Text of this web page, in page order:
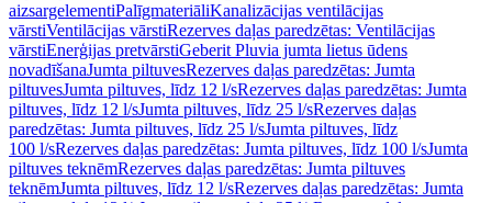
aizsargelementiPalīgmateriāliKanalizācijas ventilācijas
vārstiVentilācijas vārstiRezerves daļas paredzētas: Ventilācijas
vārstiEnerģijas pretvārstiGeberit Pluvia jumta lietus ūdens
novadīšanaJumta piltuvesRezerves daļas paredzētas: Jumta
piltuvesJumta piltuves, līdz 12 l/sRezerves daļas paredzētas: Jumta
piltuves, līdz 12 l/sJumta piltuves, līdz 25 l/sRezerves daļas
paredzētas: Jumta piltuves, līdz 25 l/sJumta piltuves, līdz
100 l/sRezerves daļas paredzētas: Jumta piltuves, līdz 100 l/sJumta
piltuves teknēmRezerves daļas paredzētas: Jumta piltuves
teknēmJumta piltuves, līdz 12 l/sRezerves daļas paredzētas: Jumta